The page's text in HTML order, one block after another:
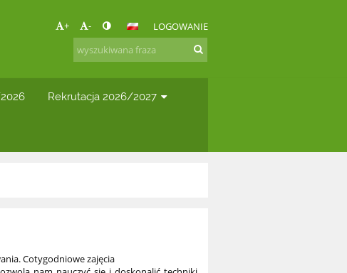
+ - LOGOWANIE
Rekrutacja 2026/2027
Cotygodniowe zajęcia